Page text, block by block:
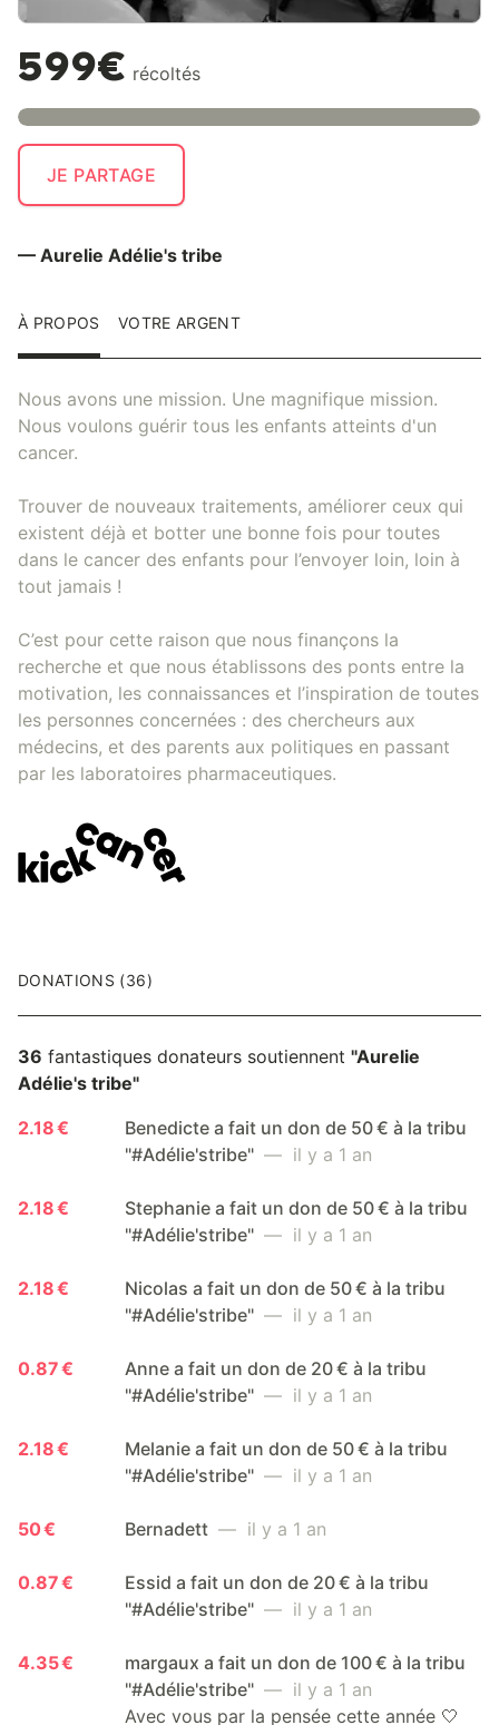
599€ récoltés
JE PARTAGE
— Aurelie Adélie's tribe
À PROPOS VOTRE ARGENT
Nous avons une mission. Une magnifique mission.
Nous voulons guérir tous les enfants atteints d'un
cancer.
Trouver de nouveaux traitements, améliorer ceux qui
existent déjà et botter une bonne fois pour toutes
dans le cancer des enfants pour l’envoyer loin, loin à
tout jamais !
C’est pour cette raison que nous finançons la
recherche et que nous établissons des ponts entre la
motivation, les connaissances et l’inspiration de toutes
les personnes concernées : des chercheurs aux
médecins, et des parents aux politiques en passant
par les laboratoires pharmaceutiques.
DONATIONS (36)
36 fantastiques donateurs soutiennent "Aurelie
Adélie's tribe"
2.18 €
Benedicte a fait un don de 50 € à la tribu
"#Adélie'stribe" — il y a 1 an
2.18 €
Stephanie a fait un don de 50 € à la tribu
"#Adélie'stribe" — il y a 1 an
2.18 €
Nicolas a fait un don de 50 € à la tribu
"#Adélie'stribe" — il y a 1 an
0.87 €
Anne a fait un don de 20 € à la tribu
"#Adélie'stribe" — il y a 1 an
2.18 €
Melanie a fait un don de 50 € à la tribu
"#Adélie'stribe" — il y a 1 an
50 € Bernadett — il y a 1 an
0.87 €
Essid a fait un don de 20 € à la tribu
"#Adélie'stribe" — il y a 1 an
4.35 €
margaux a fait un don de 100 € à la tribu
"#Adélie'stribe" — il y a 1 an
Avec vous par la pensée cette année 🤍